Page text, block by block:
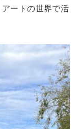
ートの世界で活